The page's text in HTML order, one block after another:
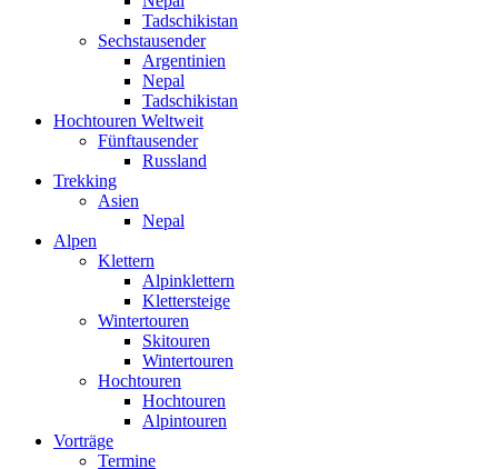
Tadschikistan
Sechstausender
Argentinien
Nepal
Tadschikistan
Hochtouren Weltweit
Fünftausender
Russland
Trekking
Asien
Nepal
Alpen
Klettern
Alpinklettern
Klettersteige
Wintertouren
Skitouren
Wintertouren
Hochtouren
Hochtouren
Alpintouren
Vorträge
Termine